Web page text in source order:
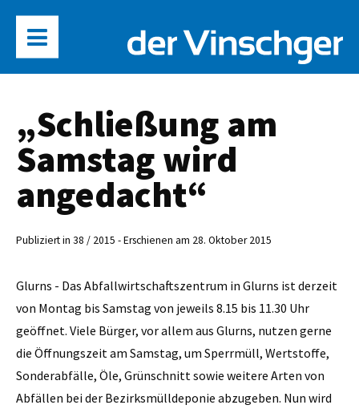
„Schließung am
Samstag wird
angedacht“
Publiziert in 38 / 2015 - Erschienen am 28. Oktober 2015
Glurns - Das Abfallwirtschaftszentrum in Glurns ist derzeit
von Montag bis Samstag von jeweils 8.15 bis 11.30 Uhr
geöffnet. Viele Bürger, vor allem aus Glurns, nutzen gerne
die Öffnungszeit am Samstag, um Sperrmüll, Wertstoffe,
Sonderabfälle, Öle, Grünschnitt sowie weitere Arten von
Abfällen bei der Bezirksmülldeponie abzugeben. Nun wird